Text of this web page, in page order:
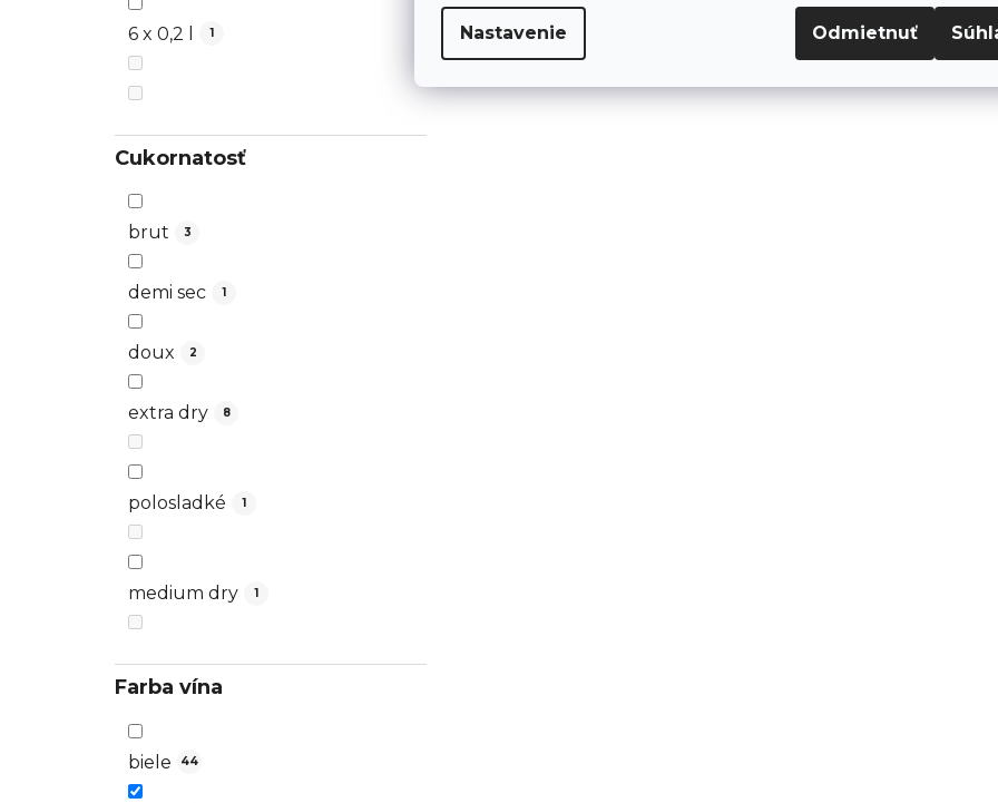
Nastavenie Odmietnuť
6 x 0,2 l 1
Cukornatosť
brut 3
demi sec 1
doux 2
extra dry 8
polosladké 1
medium dry 1
Farba vína
biele 44